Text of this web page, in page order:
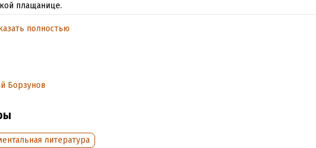
плащанице.
лингвисты и религиоведы представят свои версии явлений и процессов
святого грааля
Эльдорадо
полностью
Борзунов
литература